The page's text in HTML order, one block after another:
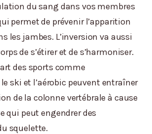
du sang dans vos membres
permet de prévenir l’apparition
les jambes. L’inversion va aussi
de s’étirer et de s’harmoniser.
des sports comme
ski et l’aérobic peuvent entraîner
de la colonne vertébrale à cause
qui peut engendrer des
squelette.